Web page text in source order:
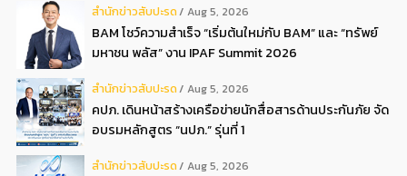
สํานักข่าวสับปะรด Aug 5, 2026
BAM โชว์ความสำเร็จ “เริ่มต้นใหม่กับ BAM” และ “ทรัพย์
มหาชน พลัส” งาน IPAF Summit 2026
สํานักข่าวสับปะรด Aug 5, 2026
คปภ. เดินหน้าสร้างเครือข่ายนักสื่อสารด้านประกันภัย จัด
อบรมหลักสูตร “นปภ.” รุ่นที่ 1
สํานักข่าวสับปะรด Aug 5, 2026